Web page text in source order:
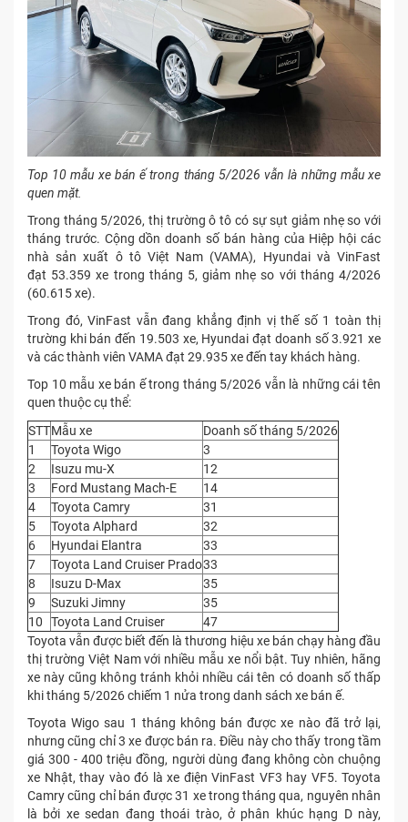
Top 10 mẫu xe bán ế trong tháng 5/2026 vẫn là những mẫu xe
quen mặt.
Trong tháng 5/2026, thị trường ô tô có sự sụt giảm nhẹ so với
tháng trước. Cộng dồn doanh số bán hàng của Hiệp hội các
nhà sản xuất ô tô Việt Nam (VAMA), Hyundai và VinFast
đạt 53.359 xe trong tháng 5, giảm nhẹ so với tháng 4/2026
(60.615 xe).
Trong đó, VinFast vẫn đang khẳng định vị thế số 1 toàn thị
trường khi bán đến 19.503 xe, Hyundai đạt doanh số 3.921 xe
và các thành viên VAMA đạt 29.935 xe đến tay khách hàng.
Top 10 mẫu xe bán ế trong tháng 5/2026 vẫn là những cái tên
quen thuộc cụ thể:
STTMẫu xe
Doanh số tháng 5/2026
1
Toyota Wigo
3
2
Isuzu mu-X
12
3
Ford Mustang Mach-E
14
4
Toyota Camry
31
5
Toyota Alphard
32
6
Hyundai Elantra
33
7
Toyota Land Cruiser Prado33
8
Isuzu D-Max
35
9
Suzuki Jimny
35
10
Toyota Land Cruiser
47
Toyota vẫn được biết đến là thương hiệu xe bán chạy hàng đầu
thị trường Việt Nam với nhiều mẫu xe nổi bật. Tuy nhiên, hãng
xe này cũng không tránh khỏi nhiều cái tên có doanh số thấp
khi tháng 5/2026 chiếm 1 nửa trong danh sách xe bán ế.
Toyota Wigo sau 1 tháng không bán được xe nào đã trở lại,
nhưng cũng chỉ 3 xe được bán ra. Điều này cho thấy trong tầm
giá 300 - 400 triệu đồng, người dùng đang không còn chuộng
xe Nhật, thay vào đó là xe điện VinFast VF3 hay VF5. Toyota
Camry cũng chỉ bán được 31 xe trong tháng qua, nguyên nhân
là bởi xe sedan đang thoái trào, ở phân khúc hạng D này,